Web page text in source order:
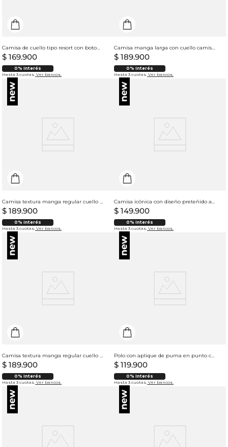
Camisa de cuello tipo resort con botones en frente para hombre
$ 169.900
0% Interés
Hasta 3 cuotas. Ver bancos.
Camisa manga larga con cuello camisero para hombre
$ 189.900
0% Interés
Hasta 3 cuotas. Ver bancos.
Camisa textura manga regular cuello resort para hombre
$ 189.900
0% Interés
Hasta 3 cuotas. Ver bancos.
Camisa icónica con diseño preteñido a rayas para mujer
$ 149.900
0% Interés
Hasta 3 cuotas. Ver bancos.
Camisa textura manga regular cuello resort para hombre
$ 189.900
0% Interés
Hasta 3 cuotas. Ver bancos.
Polo con aplique de puma en punto corazón para hombre
$ 119.900
0% Interés
Hasta 3 cuotas. Ver bancos.